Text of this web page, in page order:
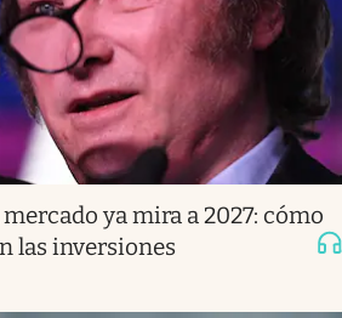
mercado ya mira a 2027: cómo
las inversiones